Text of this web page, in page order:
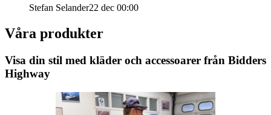
Stefan Selander22 dec 00:00
Våra produkter
Visa din stil med kläder och accessoarer från Bidders
Highway